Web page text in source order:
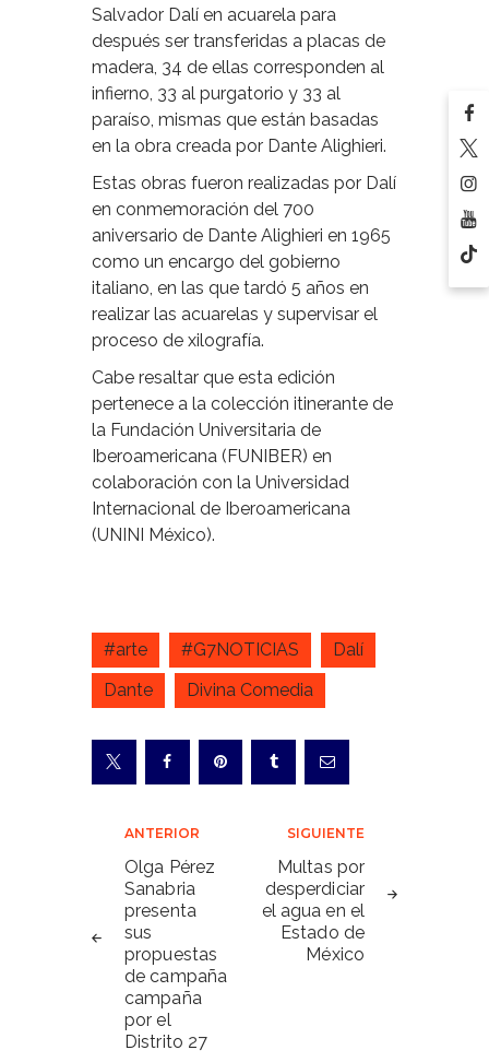
Salvador Dalí en acuarela para
después ser transferidas a placas de
madera, 34 de ellas corresponden al
infierno, 33 al purgatorio y 33 al
paraíso, mismas que están basadas
en la obra creada por Dante Alighieri.
Estas obras fueron realizadas por Dalí
en conmemoración del 700
aniversario de Dante Alighieri en 1965
como un encargo del gobierno
italiano, en las que tardó 5 años en
realizar las acuarelas y supervisar el
proceso de xilografía.
Cabe resaltar que esta edición
pertenece a la colección itinerante de
la Fundación Universitaria de
Iberoamericana (FUNIBER) en
colaboración con la Universidad
Internacional de Iberoamericana
(UNINI México).
#arte #G7NOTICIAS
Dalí
Dante
Divina Comedia
Navegación
de
entradas
ANTERIOR
Olga Pérez
Sanabria
presenta
sus
propuestas
de campaña
campaña
por el
Distrito 27
SIGUIENTE
Multas por
desperdiciar
el agua en el
Estado de
México